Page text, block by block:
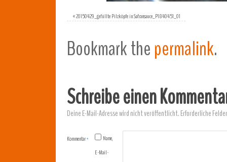
«20150429_gefüllte Pilzköpfe in Safransauce_P1840451_01
Bookmark thepermalink.
Schreibe einen
Deine E-Mail-Adresse wird nicht veröffentlicht.Erforderliche
Kommentar*
Name,
E-Mail-